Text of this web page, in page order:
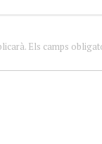
Els camps